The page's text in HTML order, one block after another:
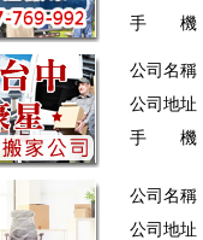
手 機
公司名稱
公司地址
手 機
公司名稱
公司地址